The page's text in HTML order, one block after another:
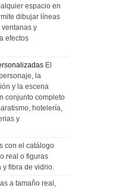
espacio en
dibujar líneas
y
efectos
El
la
y la escena
conjunto completo
hotelería,
y
con el catálogo
real o figuras
y fibra de vidrio.
a tamaño real,